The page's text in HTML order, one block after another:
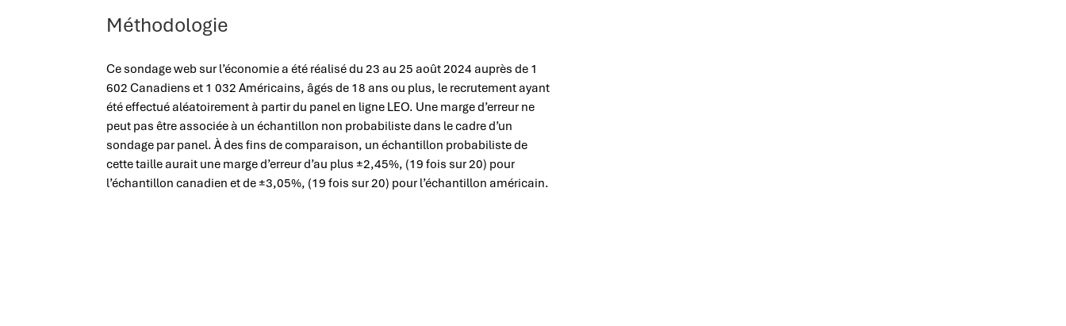
Méthodologie
Ce sondage web sur l’économie a été réalisé du 23 au 25 août 2024 auprès de 1
602 Canadiens et 1 032 Américains, âgés de 18 ans ou plus, le recrutement ayant
été effectué aléatoirement à partir du panel en ligne LEO. Une marge d’erreur ne
peut pas être associée à un échantillon non probabiliste dans le cadre d’un
sondage par panel. À des fins de comparaison, un échantillon probabiliste de
cette taille aurait une marge d’erreur d’au plus ±2,45%, (19 fois sur 20) pour
l’échantillon canadien et de ±3,05%, (19 fois sur 20) pour l’échantillon américain.